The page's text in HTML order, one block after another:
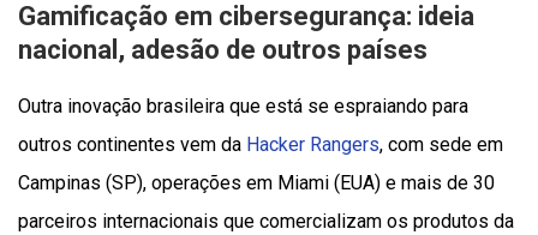
Gamificação em cibersegurança: ideia
nacional, adesão de outros países
Outra inovação brasileira que está se espraiando para
outros continentes vem da Hacker Rangers, com sede em
Campinas (SP), operações em Miami (EUA) e mais de 30
parceiros internacionais que comercializam os produtos da